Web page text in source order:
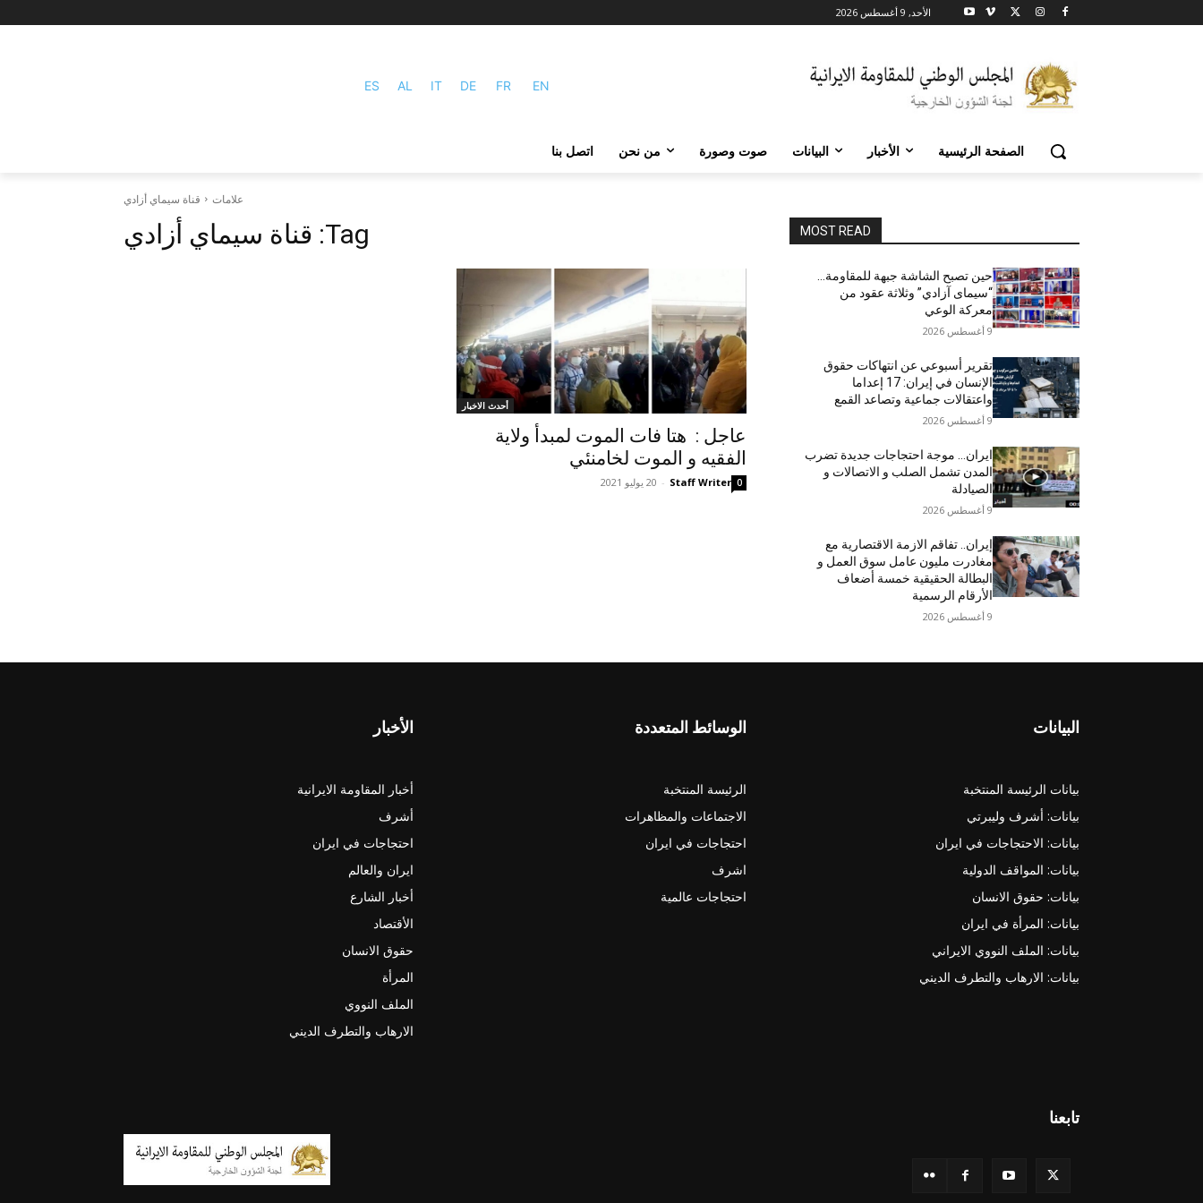
الأحد, 9 أغسطس 2026
ES AL IT DE FR EN
الصفحة الرئيسية الأخبار البيانات صوت وصورة من نحن اتصل بنا
علامات قناة سيماي أزادي
Tag: قناة سيماي أزادي
أحدث الاخبار
عاجل : هتا فات الموت لمبدأ ولاية
الفقيه و الموت لخامنئي
Staff Writer
- 20 يوليو 2021 0
MOST READ
حين تصبح الشاشة جبهة للمقاومة…
“سيمای آزادي” وثلاثة عقود من
معركة الوعي
9 أغسطس 2026
تقرير أسبوعي عن انتهاكات حقوق
الإنسان في إيران: 17 إعداما
واعتقالات جماعية وتصاعد القمع
9 أغسطس 2026
ایران… موجة احتجاجات جديدة تضرب
المدن تشمل الصلب و الاتصالات و
الصیادلة
9 أغسطس 2026
إيران.. تفاقم الازمة الاقتصاریة مع
مغادرت مليون عامل سوق العمل و
البطالة الحقيقية خمسة أضعاف
الأرقام الرسمية
9 أغسطس 2026
الأخبار
أخبار المقاومة الايرانية
أشرف
احتجاجات في ايران
ايران والعالم
أخبار الشارع
الأقتصاد
حقوق الانسان
المرأة
الملف النووي
الارهاب والتطرف الديني
الوسائط المتعددة
الرئيسة المنتخبة
الاجتماعات والمظاهرات
احتجاجات في ايران
اشرف
احتجاجات عالمية
البيانات
بيانات الرئيسة المنتخبة
بيانات: أشرف وليبرتي
بيانات: الاحتجاجات في ايران
بيانات: المواقف الدولية
بيانات: حقوق الانسان
بيانات: المرأة في ايران
بيانات: الملف النووي الايراني
بيانات: الارهاب والتطرف الديني
تابعنا